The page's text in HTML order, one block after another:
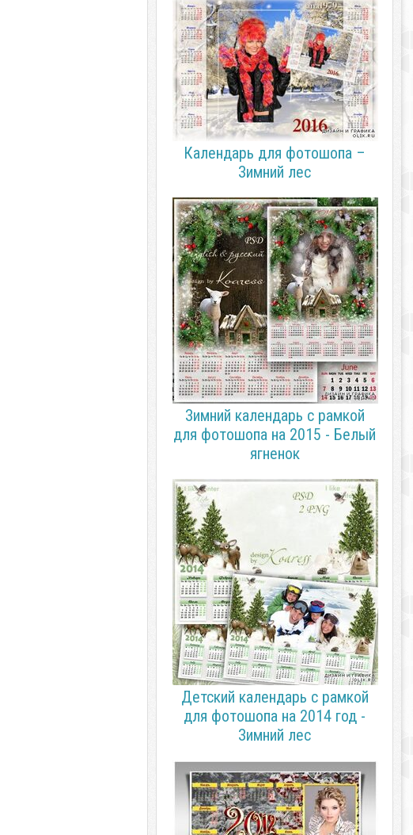
Календарь для фотошопа –
Зимний лес
Зимний календарь с рамкой
для фотошопа на 2015 - Белый
ягненок
Детский календарь с рамкой
для фотошопа на 2014 год -
Зимний лес